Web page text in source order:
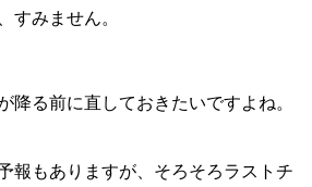
すみません。
降る前に直しておきたいですよね。
報もありますが、そろそろラストチ